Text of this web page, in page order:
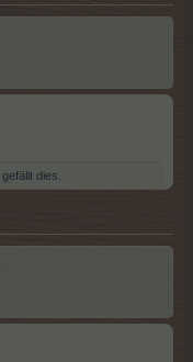
gefällt dies.